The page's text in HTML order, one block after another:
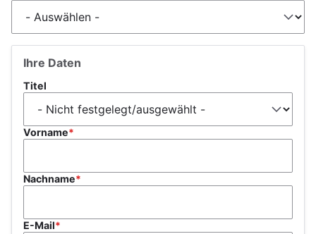
Ihre Daten
Titel
Vorname
Nachname
E-Mail